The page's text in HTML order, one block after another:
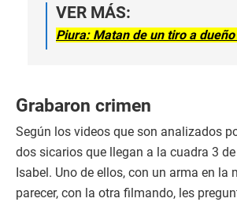
VER MÁS:
Piura: Matan de un tiro a
Grabaron crimen
Según los videos que son analizados
dos sicarios que llegan a la cuadra 3
Isabel. Uno de ellos, con un arma en la
parecer, con la otra filmando, les